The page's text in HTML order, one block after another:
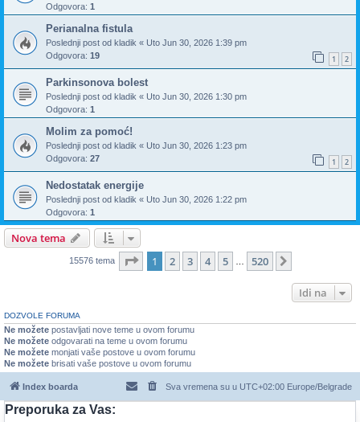
Odgovora: 1
Perianalna fistula
Poslednji post od kladik « Uto Jun 30, 2026 1:39 pm
Odgovora: 19 1 2
Parkinsonova bolest
Poslednji post od kladik « Uto Jun 30, 2026 1:30 pm
Odgovora: 1
Molim za pomoć!
Poslednji post od kladik « Uto Jun 30, 2026 1:23 pm
Odgovora: 27 1 2
Nedostatak energije
Poslednji post od kladik « Uto Jun 30, 2026 1:22 pm
Odgovora: 1
Nova tema
15576 tema Stranica 1od520
1 2 3 4 5 520
Idi na
DOZVOLE FORUMA
Ne možete postavljati nove teme u ovom forumu
Ne možete odgovarati na teme u ovom forumu
Ne možete monjati vaše postove u ovom forumu
Ne možete brisati vaše postove u ovom forumu
Index boarda Sva vremena su u UTC+02:00 Europe/Belgrade
Preporuka za Vas: